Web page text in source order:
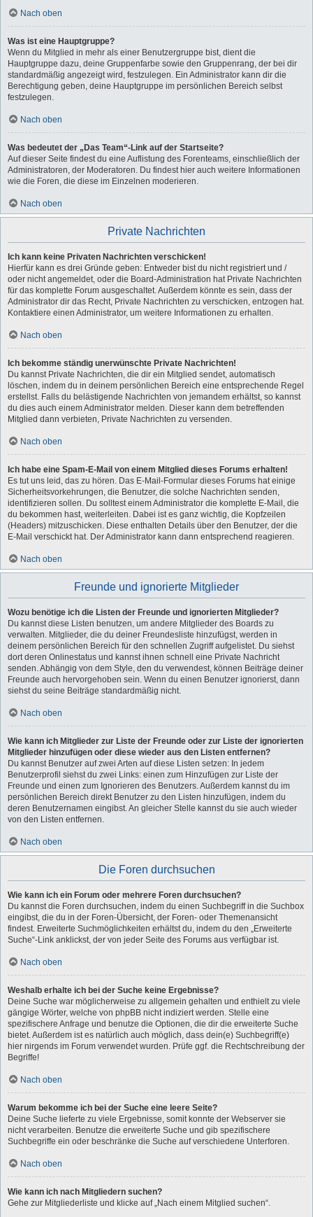
Nach oben
Was ist eine Hauptgruppe?
Wenn du Mitglied in mehr als einer Benutzergruppe bist, dient die
Hauptgruppe dazu, deine Gruppenfarbe sowie den Gruppenrang, der bei dir
standardmäßig angezeigt wird, festzulegen. Ein Administrator kann dir die
Berechtigung geben, deine Hauptgruppe im persönlichen Bereich selbst
festzulegen.
Nach oben
Was bedeutet der „Das Team“-Link auf der Startseite?
Auf dieser Seite findest du eine Auflistung des Forenteams, einschließlich der
Administratoren, der Moderatoren. Du findest hier auch weitere Informationen
wie die Foren, die diese im Einzelnen moderieren.
Nach oben
Private Nachrichten
Ich kann keine Privaten Nachrichten verschicken!
Hierfür kann es drei Gründe geben: Entweder bist du nicht registriert und /
oder nicht angemeldet, oder die Board-Administration hat Private Nachrichten
für das komplette Forum ausgeschaltet. Außerdem könnte es sein, dass der
Administrator dir das Recht, Private Nachrichten zu verschicken, entzogen hat.
Kontaktiere einen Administrator, um weitere Informationen zu erhalten.
Nach oben
Ich bekomme ständig unerwünschte Private Nachrichten!
Du kannst Private Nachrichten, die dir ein Mitglied sendet, automatisch
löschen, indem du in deinem persönlichen Bereich eine entsprechende Regel
erstellst. Falls du belästigende Nachrichten von jemandem erhältst, so kannst
du dies auch einem Administrator melden. Dieser kann dem betreffenden
Mitglied dann verbieten, Private Nachrichten zu versenden.
Nach oben
Ich habe eine Spam-E-Mail von einem Mitglied dieses Forums erhalten!
Es tut uns leid, das zu hören. Das E-Mail-Formular dieses Forums hat einige
Sicherheitsvorkehrungen, die Benutzer, die solche Nachrichten senden,
identifizieren sollen. Du solltest einem Administrator die komplette E-Mail, die
du bekommen hast, weiterleiten. Dabei ist es ganz wichtig, die Kopfzeilen
(Headers) mitzuschicken. Diese enthalten Details über den Benutzer, der die
E-Mail verschickt hat. Der Administrator kann dann entsprechend reagieren.
Nach oben
Freunde und ignorierte Mitglieder
Wozu benötige ich die Listen der Freunde und ignorierten Mitglieder?
Du kannst diese Listen benutzen, um andere Mitglieder des Boards zu
verwalten. Mitglieder, die du deiner Freundesliste hinzufügst, werden in
deinem persönlichen Bereich für den schnellen Zugriff aufgelistet. Du siehst
dort deren Onlinestatus und kannst ihnen schnell eine Private Nachricht
senden. Abhängig von dem Style, den du verwendest, können Beiträge deiner
Freunde auch hervorgehoben sein. Wenn du einen Benutzer ignorierst, dann
siehst du seine Beiträge standardmäßig nicht.
Nach oben
Wie kann ich Mitglieder zur Liste der Freunde oder zur Liste der ignorierten
Mitglieder hinzufügen oder diese wieder aus den Listen entfernen?
Du kannst Benutzer auf zwei Arten auf diese Listen setzen: In jedem
Benutzerprofil siehst du zwei Links: einen zum Hinzufügen zur Liste der
Freunde und einen zum Ignorieren des Benutzers. Außerdem kannst du im
persönlichen Bereich direkt Benutzer zu den Listen hinzufügen, indem du
deren Benutzernamen eingibst. An gleicher Stelle kannst du sie auch wieder
von den Listen entfernen.
Nach oben
Die Foren durchsuchen
Wie kann ich ein Forum oder mehrere Foren durchsuchen?
Du kannst die Foren durchsuchen, indem du einen Suchbegriff in die Suchbox
eingibst, die du in der Foren-Übersicht, der Foren- oder Themenansicht
findest. Erweiterte Suchmöglichkeiten erhältst du, indem du den „Erweiterte
Suche“-Link anklickst, der von jeder Seite des Forums aus verfügbar ist.
Nach oben
Weshalb erhalte ich bei der Suche keine Ergebnisse?
Deine Suche war möglicherweise zu allgemein gehalten und enthielt zu viele
gängige Wörter, welche von phpBB nicht indiziert werden. Stelle eine
spezifischere Anfrage und benutze die Optionen, die dir die erweiterte Suche
bietet. Außerdem ist es natürlich auch möglich, dass dein(e) Suchbegriff(e)
hier nirgends im Forum verwendet wurden. Prüfe ggf. die Rechtschreibung der
Begriffe!
Nach oben
Warum bekomme ich bei der Suche eine leere Seite?
Deine Suche lieferte zu viele Ergebnisse, somit konnte der Webserver sie
nicht verarbeiten. Benutze die erweiterte Suche und gib spezifischere
Suchbegriffe ein oder beschränke die Suche auf verschiedene Unterforen.
Nach oben
Wie kann ich nach Mitgliedern suchen?
Gehe zur Mitgliederliste und klicke auf „Nach einem Mitglied suchen“.